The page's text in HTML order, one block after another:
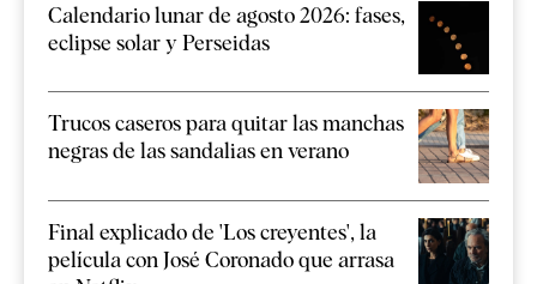
Calendario lunar de agosto 2026: fases,
eclipse solar y Perseidas
Trucos caseros para quitar las manchas
negras de las sandalias en verano
Final explicado de 'Los creyentes', la
película con José Coronado que arrasa